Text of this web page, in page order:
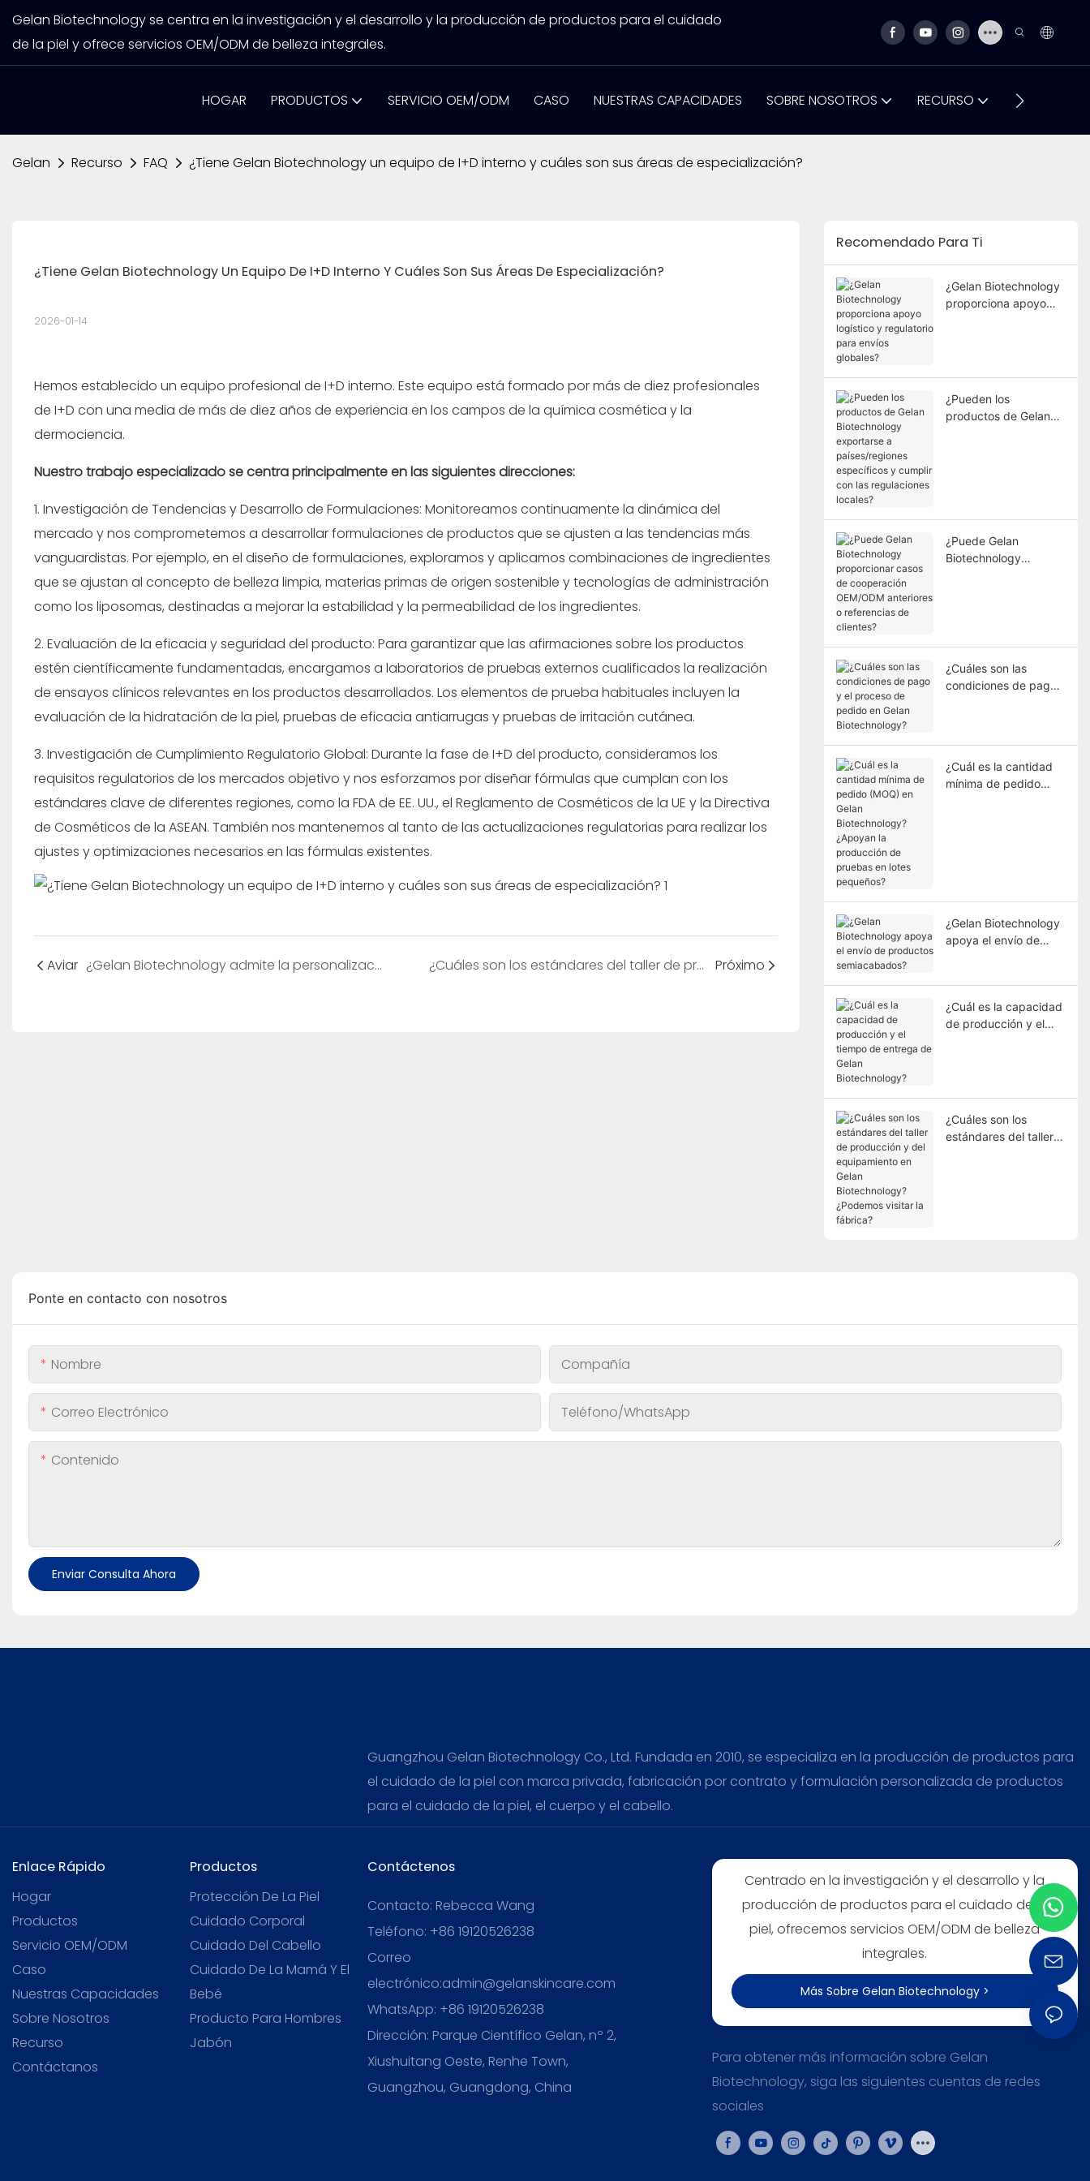
Gelan Biotechnology se centra en la investigación y el desarrollo y la producción de productos para el cuidado
de la piel y ofrece servicios OEM/ODM de belleza integrales.
HOGAR PRODUCTOS SERVICIO OEM/ODM CASO NUESTRAS CAPACIDADES SOBRE NOSOTROS RECURSO
Gelan Recurso FAQ ¿Tiene Gelan Biotechnology un equipo de I+D interno y cuáles son sus áreas de especialización?
¿Tiene Gelan Biotechnology Un Equipo De I+D Interno Y Cuáles Son Sus Áreas De Especialización?
2026-01-14
Hemos establecido un equipo profesional de I+D interno. Este equipo está formado por más de diez profesionales
de I+D con una media de más de diez años de experiencia en los campos de la química cosmética y la
dermociencia.
Nuestro trabajo especializado se centra principalmente en las siguientes direcciones:
1. Investigación de Tendencias y Desarrollo de Formulaciones: Monitoreamos continuamente la dinámica del
mercado y nos comprometemos a desarrollar formulaciones de productos que se ajusten a las tendencias más
vanguardistas. Por ejemplo, en el diseño de formulaciones, exploramos y aplicamos combinaciones de ingredientes
que se ajustan al concepto de belleza limpia, materias primas de origen sostenible y tecnologías de administración
como los liposomas, destinadas a mejorar la estabilidad y la permeabilidad de los ingredientes.
2. Evaluación de la eficacia y seguridad del producto: Para garantizar que las afirmaciones sobre los productos
estén científicamente fundamentadas, encargamos a laboratorios de pruebas externos cualificados la realización
de ensayos clínicos relevantes en los productos desarrollados. Los elementos de prueba habituales incluyen la
evaluación de la hidratación de la piel, pruebas de eficacia antiarrugas y pruebas de irritación cutánea.
3. Investigación de Cumplimiento Regulatorio Global: Durante la fase de I+D del producto, consideramos los
requisitos regulatorios de los mercados objetivo y nos esforzamos por diseñar fórmulas que cumplan con los
estándares clave de diferentes regiones, como la FDA de EE. UU., el Reglamento de Cosméticos de la UE y la Directiva
de Cosméticos de la ASEAN. También nos mantenemos al tanto de las actualizaciones regulatorias para realizar los
ajustes y optimizaciones necesarios en las fórmulas existentes.
Aviar ¿Gelan Biotechnology admite la personalización de formulaciones, ingredientes o envases? ¿Cuáles son los estándares del taller de producción y del equipamiento en Gelan Biotechnology? ¿Podemos visitar la fábrica? Próximo
Recomendado Para Ti
¿Gelan Biotechnology
proporciona apoyo
¿Pueden los
productos de Gelan
locales?
¿Puede Gelan
Biotechnology
¿Cuáles son las
condiciones de pago
¿Cuál es la cantidad
mínima de pedido
¿Gelan Biotechnology
apoya el envío de
¿Cuál es la capacidad
de producción y el
¿Cuáles son los
estándares del taller
Ponte en contacto con nosotros
Nombre Compañía
Correo Electrónico Teléfono/WhatsApp
Contenido
Enviar Consulta Ahora
Guangzhou Gelan Biotechnology Co., Ltd. Fundada en 2010, se especializa en la producción de productos para
el cuidado de la piel con marca privada, fabricación por contrato y formulación personalizada de productos
para el cuidado de la piel, el cuerpo y el cabello.
Enlace Rápido
Hogar
Productos
Servicio OEM/ODM
Caso
Nuestras Capacidades
Sobre Nosotros
Recurso
Contáctanos
Productos
Protección De La Piel
Cuidado Corporal
Cuidado Del Cabello
Cuidado De La Mamá Y El
Bebé
Producto Para Hombres
Jabón
Contáctenos
Contacto: Rebecca Wang
Teléfono: +86 19120526238
Correo
electrónico:admin@gelanskincare.com
WhatsApp: +86 19120526238
Dirección: Parque Científico Gelan, nº 2,
Xiushuitang Oeste, Renhe Town,
Guangzhou, Guangdong, China
Centrado en la investigación y el desarrollo y la
producción de productos para el cuidado de la
piel, ofrecemos servicios OEM/ODM de belleza
integrales.
Más Sobre Gelan Biotechnology >
Para obtener más información sobre Gelan
Biotechnology, siga las siguientes cuentas de redes
sociales